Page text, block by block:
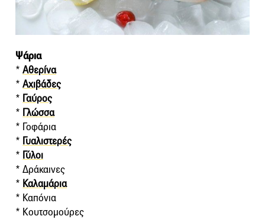
Ψάρια
* Αθερίνα
* Αχιβάδες
* Γαύρος
* Γλώσσα
* Γοφάρια
* Γυαλιστερές
* Γύλοι
* Δράκαινες
* Καλαμάρια
* Καπόνια
* Κουτσομούρες